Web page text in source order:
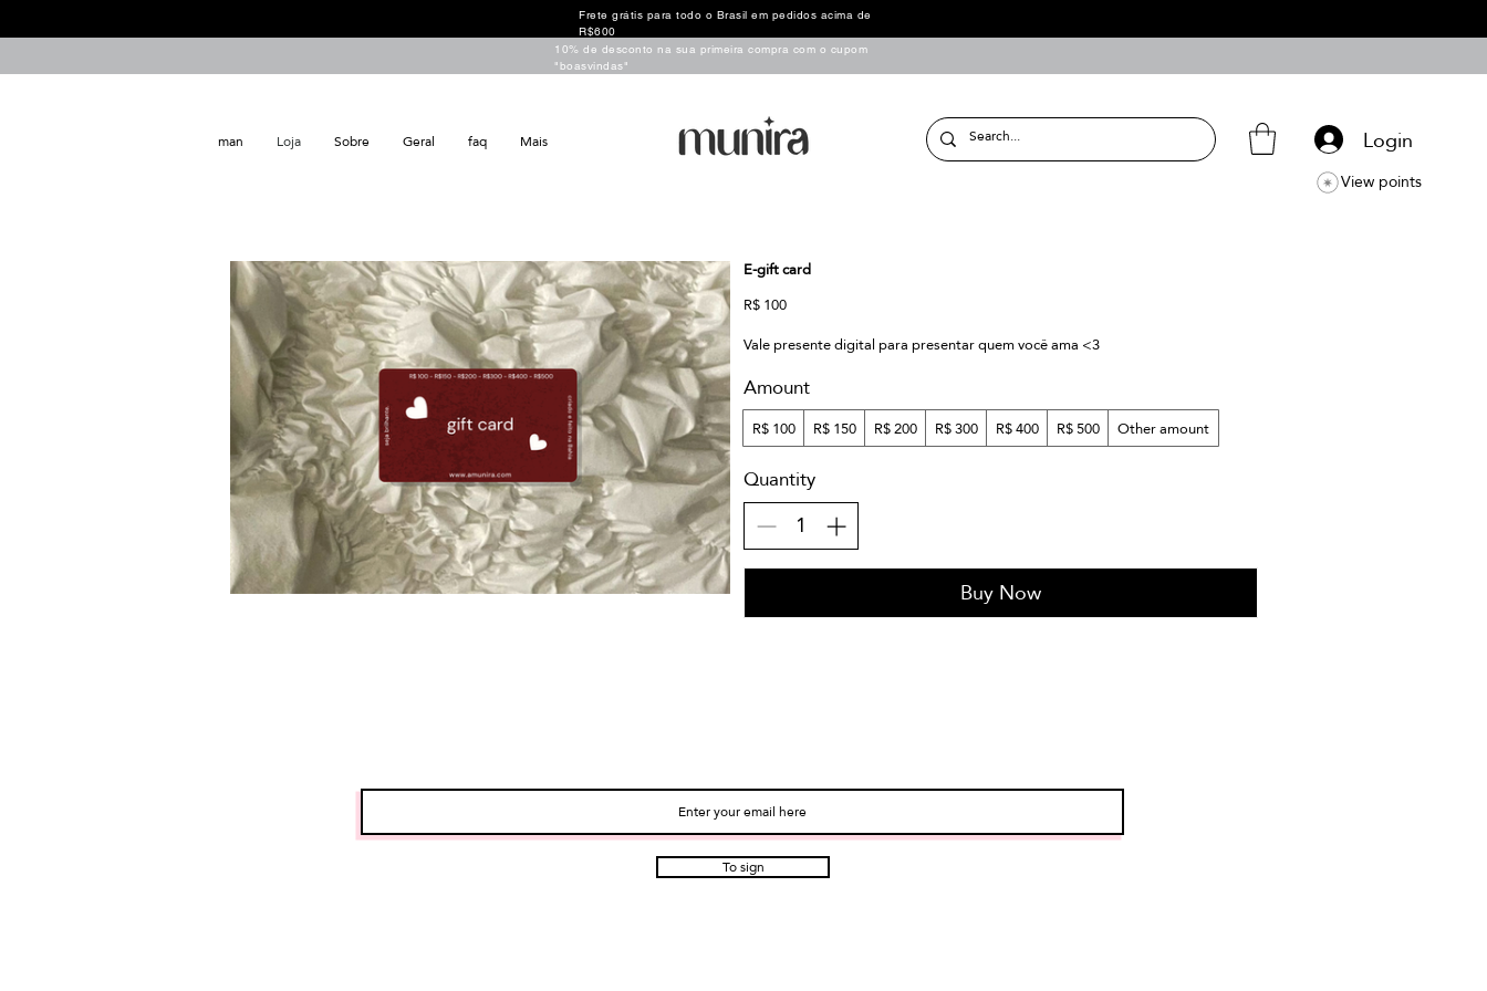
Frete grátis para todo o Brasil em pedidos acima de
R$600
10% de desconto na sua primeira compra com o cupom
"boasvindas"
man Loja Sobre Geral faq Mais Login
View points
E-gift card
R$ 100
Vale presente digital para presentar quem você ama <3
Amount
R$ 100 R$ 150 R$ 200 R$ 300 R$ 400 R$ 500 Other amount
Quantity
Buy Now
To sign